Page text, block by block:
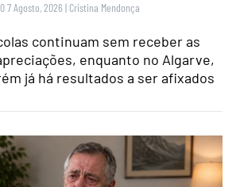
7 Agosto, 2026 | Cristina Mendonça
continuam sem receber as
enquanto no Algarve,
já há resultados a ser afixados